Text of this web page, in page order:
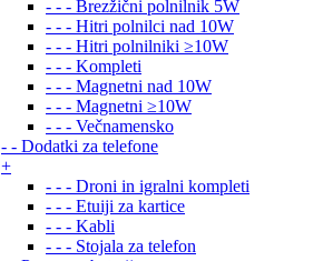
- - - Brezžični polnilnik 5W
- - - Hitri polnilci nad 10W
- - - Hitri polnilniki ≥10W
- - - Kompleti
- - - Magnetni nad 10W
- - - Magnetni ≥10W
- - - Večnamensko
- - Dodatki za telefone
+
- - - Droni in igralni kompleti
- - - Etuiji za kartice
- - - Kabli
- - - Stojala za telefon